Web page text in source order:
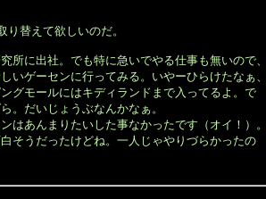
替えて欲しいのだ。
所に出社。でも特に急いでやる仕事も無いので
いゲーセンに行ってみる。いやーひらけたなぁ
グモールにはキディランドまで入ってるよ。で
。だいじょうぶなんかなぁ。
はあんまりたいした事なかったです（オイ！）
そうだったけどね。一人じゃやりづらかったの